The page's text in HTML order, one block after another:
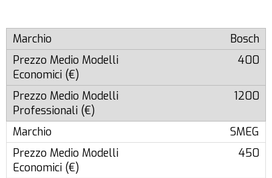
Bosch
400
1200
SMEG
450